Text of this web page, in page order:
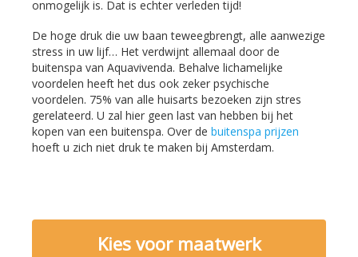
onmogelijk is. Dat is echter verleden tijd!
De hoge druk die uw baan teweegbrengt, alle aanwezige
stress in uw lijf… Het verdwijnt allemaal door de
buitenspa van Aquavivenda. Behalve lichamelijke
voordelen heeft het dus ook zeker psychische
voordelen. 75% van alle huisarts bezoeken zijn stres
gerelateerd. U zal hier geen last van hebben bij het
kopen van een buitenspa. Over de buitenspa prijzen
hoeft u zich niet druk te maken bij Amsterdam.
Kies voor maatwerk